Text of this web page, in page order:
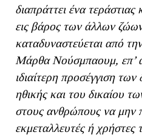
διαπράττει ένα
εις βάρος των άλλων
καταδυναστεύεται από
Μάρθα Νούσμπαουμ, επ’
ιδιαίτερη προσέγγιση
ηθικής και του δικαίου
στους ανθρώπους να μην
εκμεταλλευτές ή